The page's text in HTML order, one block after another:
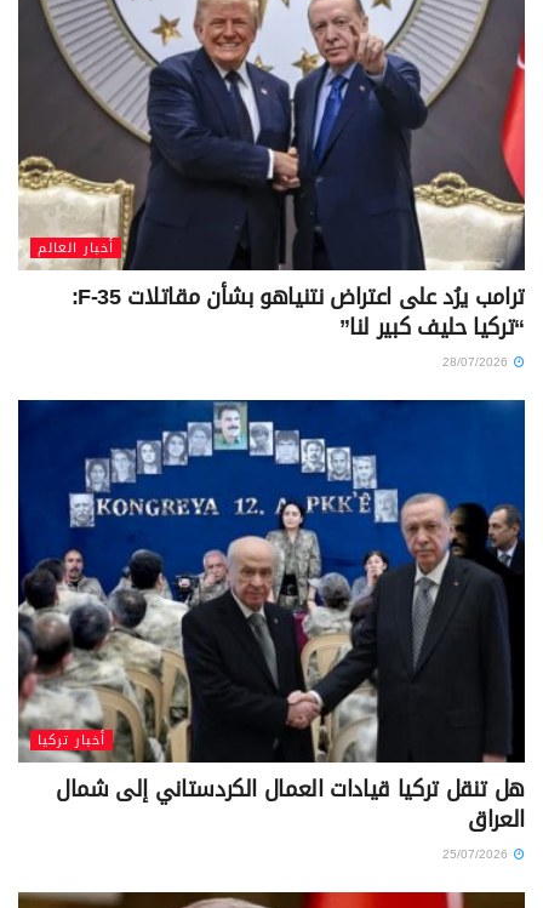
أخبار العالم
ترامب يرُد على اعتراض نتنياهو بشأن مقاتلات F-35:
“تركيا حليف كبير لنا”
أخبار تركيا
هل تنقل تركيا قيادات العمال الكردستاني إلى شمال
العراق